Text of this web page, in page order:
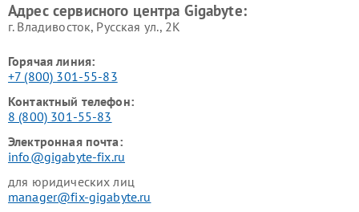
Адрес сервисного центра Gigabyte:
г. Владивосток, Русская ул., 2К
Горячая линия:
+7 (800) 301-55-83
Контактный телефон:
8 (800) 301-55-83
Электронная почта:
info@gigabyte-fix.ru
для юридических лиц
manager@fix-gigabyte.ru